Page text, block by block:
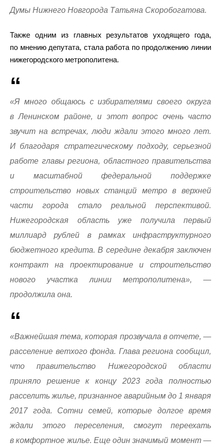
Думы Нижнего Новгорода Татьяна Скоробогатова.
Также одним из главных результатов уходящего года,
по мнению депутата, стала работа по продолжению линии
нижегородского метрополитена.
«Я много общаюсь с избирателями своего округа
в Ленинском районе, и этот вопрос очень часто
звучит на встречах, люди ждали этого много лет.
И благодаря стратегическому подходу, серьезной
работе главы региона, областного правительства
и масштабной федеральной поддержке
строительство новых станций метро в верхней
части города стало реальной перспективой.
Нижегородская область уже получила первый
миллиард рублей в рамках инфраструктурного
бюджетного кредита. В середине декабря заключен
контракт на проектирование и строительство
нового участка линии метрополитена», —
продолжила она.
«Важнейшая тема, которая прозвучала в отчете, —
расселение ветхого фонда. Глава региона сообщил,
что правительство Нижегородской области
приняло решение к концу 2023 года полностью
расселить жилье, признанное аварийным до 1 января
2017 года. Сотни семей, которые долгое время
ждали этого переселения, смогут переехать
в комфортное жилье. Еще один значимый момент —